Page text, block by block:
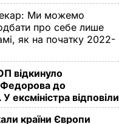
Ми можемо
про себе лише
як на початку 2022-
відкинуло
до
ексміністра відповіли
країни Європи